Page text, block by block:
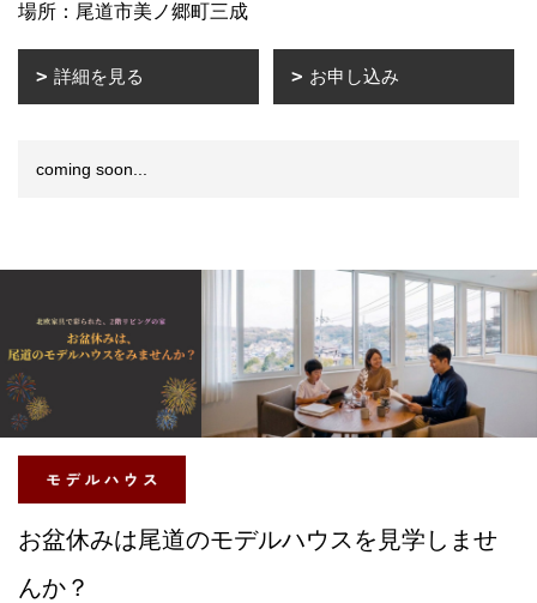
場所：尾道市美ノ郷町三成
詳細を見る お申し込み
coming soon...
お盆休みは尾道のモデルハウスを見学しませ
んか？